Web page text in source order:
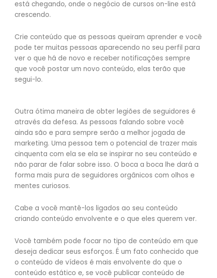
está chegando, onde o negócio de cursos on-line está
crescendo.
Crie conteúdo que as pessoas queiram aprender e você
pode ter muitas pessoas aparecendo no seu perfil para
ver o que há de novo e receber notificações sempre
que você postar um novo conteúdo, elas terão que
segui-lo.
Outra ótima maneira de obter legiões de seguidores é
através da defesa. As pessoas falando sobre você
ainda são e para sempre serão a melhor jogada de
marketing. Uma pessoa tem o potencial de trazer mais
cinquenta com ela se ela se inspirar no seu conteúdo e
não parar de falar sobre isso. O boca a boca lhe dará a
forma mais pura de seguidores orgânicos com olhos e
mentes curiosos.
Cabe a você mantê-los ligados ao seu conteúdo
criando conteúdo envolvente e o que eles querem ver.
Você também pode focar no tipo de conteúdo em que
deseja dedicar seus esforços. É um fato conhecido que
o conteúdo de vídeos é mais envolvente do que o
conteúdo estático e, se você publicar conteúdo de